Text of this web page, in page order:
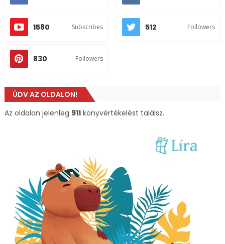
1580 Subscribes 512 Followers
830 Followers
ÜDV AZ OLDALON!
Az oldalon jelenleg 911könyvértékelést találsz.